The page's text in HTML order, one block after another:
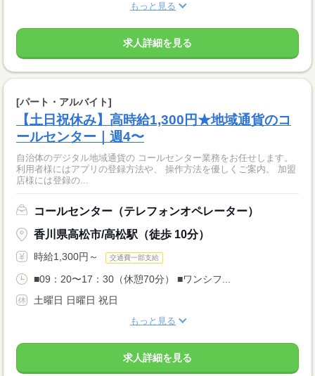
もっと見る
求人詳細を見る
[パート・アルバイト]
【土日祝休み】高時給1,300円★地域通貨のコ
ールセンター｜週4〜
自治体のデジタル地域通貨の コールセンター業務をお任せします。
利用者様にはアプリの登録方法や、 操作方法を優しくご案内。 加盟
店様には登録の...
コールセンター（テレフォンオペレーター）
香川県高松市/高松駅（徒歩 10分）
時給1,300円～ 交通費一部支給
■09：20〜17：30（休憩70分） ■ワンシフ...
土曜日 日曜日 祝日
もっと見る
求人詳細を見る